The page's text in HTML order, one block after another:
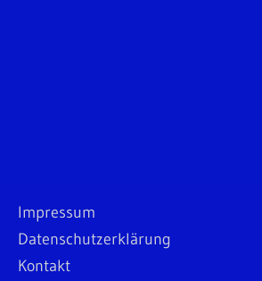
Impressum
Datenschutzerklärung
Kontakt